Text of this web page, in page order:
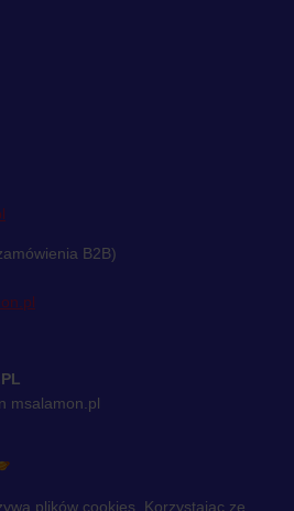
B2B)
msalamon.pl
plików cookies. Korzystając ze